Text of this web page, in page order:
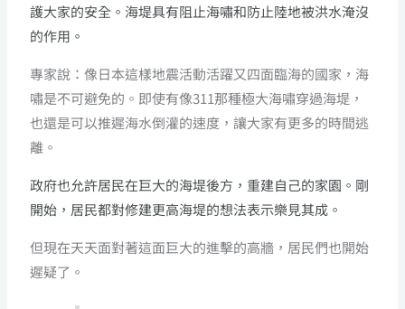
護大家的安全。海堤具有阻止海嘯和防止陸地被洪水淹沒
的作用。
專家說：像日本這樣地震活動活躍又四面臨海的國家，海
嘯是不可避免的。即使有像311那種極大海嘯穿過海堤，
也還是可以推遲海水倒灌的速度，讓大家有更多的時間逃
離。
政府也允許居民在巨大的海堤後方，重建自己的家園。剛
開始，居民都對修建更高海堤的想法表示樂見其成。
但現在天天面對著這面巨大的進擊的高牆，居民們也開始
遲疑了。